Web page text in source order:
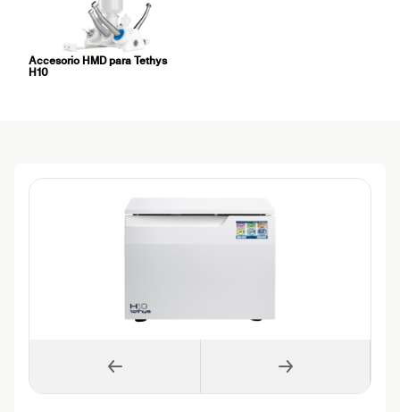
Accesorio HMD para Tethys
H10